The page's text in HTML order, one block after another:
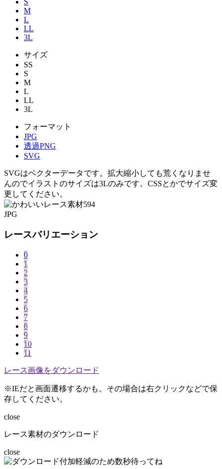
S
M
L
LL
3L
サイズ
SS
S
M
L
LL
3L
フォーマット
JPG
透過PNG
SVG
SVGはベクターデータです。拡大縮小しても荒くなりませ
んのでイラストのサイズは3Lのみです。CSSとかでサイズ変
更してください。
JPG
レースバリエーション
0
1
2
3
4
5
6
7
8
9
10
11
レース画像をダウンロード
※IEだと画面遷移するかも。その場合は右クリックなどで保
存してください。
close
レース素材のダウンロード
close